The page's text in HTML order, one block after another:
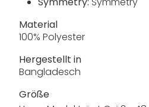
Material
100% Polyester
Hergestellt in
Bangladesch
Größe